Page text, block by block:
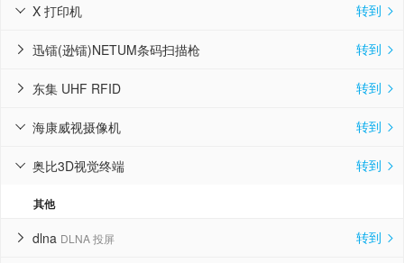
X 打印机
 转到 
迅镭(逊镭)NETUM条码扫描枪
 转到 
东集 UHF RFID
 转到 
海康威视摄像机
 转到 
奥比3D视觉终端
 转到 
其他
dlna DLNA 投屏
 转到 